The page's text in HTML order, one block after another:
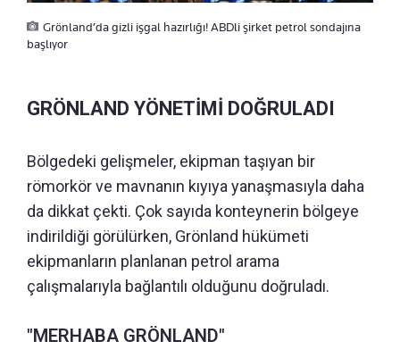
Grönland’da gizli işgal hazırlığı! ABDli şirket petrol sondajına
başlıyor
GRÖNLAND YÖNETİMİ DOĞRULADI
Bölgedeki gelişmeler, ekipman taşıyan bir
römorkör ve mavnanın kıyıya yanaşmasıyla daha
da dikkat çekti. Çok sayıda konteynerin bölgeye
indirildiği görülürken, Grönland hükümeti
ekipmanların planlanan petrol arama
çalışmalarıyla bağlantılı olduğunu doğruladı.
"MERHABA GRÖNLAND"